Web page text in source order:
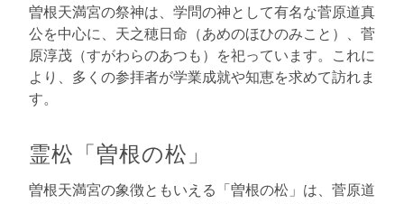
曽根天満宮の祭神は、学問の神として有名な菅原道真
公を中心に、天之穂日命（あめのほひのみこと）、菅
原淳茂（すがわらのあつも）を祀っています。これに
より、多くの参拝者が学業成就や知恵を求めて訪れま
す。
霊松「曽根の松」
曽根天満宮の象徴ともいえる「曽根の松」は、菅原道